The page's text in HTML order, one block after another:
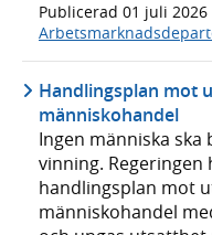
Publicerad 01 juli 2026
Handlingsplan mot
människohandel
Ingen människa
vinning.
handlingsplan mot
människohandel